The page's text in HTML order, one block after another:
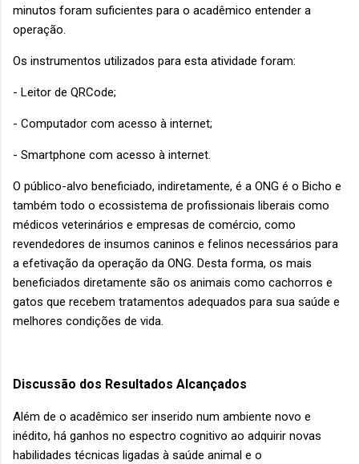
minutos foram suficientes para o acadêmico entender a
operação.
Os instrumentos utilizados para esta atividade foram:
- Leitor de QRCode;
- Computador com acesso à internet;
- Smartphone com acesso à internet.
O público-alvo beneficiado, indiretamente, é a ONG é o Bicho e
também todo o ecossistema de profissionais liberais como
médicos veterinários e empresas de comércio, como
revendedores de insumos caninos e felinos necessários para
a efetivação da operação da ONG. Desta forma, os mais
beneficiados diretamente são os animais como cachorros e
gatos que recebem tratamentos adequados para sua saúde e
melhores condições de vida.
Discussão dos Resultados Alcançados
Além de o acadêmico ser inserido num ambiente novo e
inédito, há ganhos no espectro cognitivo ao adquirir novas
habilidades técnicas ligadas à saúde animal e o